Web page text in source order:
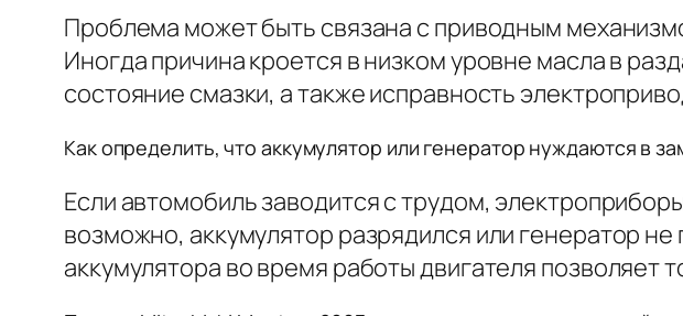
Проблема может быть связана с приводным
Иногда причина кроется в низком уровне масла в
состояние смазки, а также исправность
Как определить, что аккумулятор или генератор нуждаются в
Если автомобиль заводится с трудом,
возможно, аккумулятор разрядился или генератор
аккумулятора во время работы двигателя позволяет